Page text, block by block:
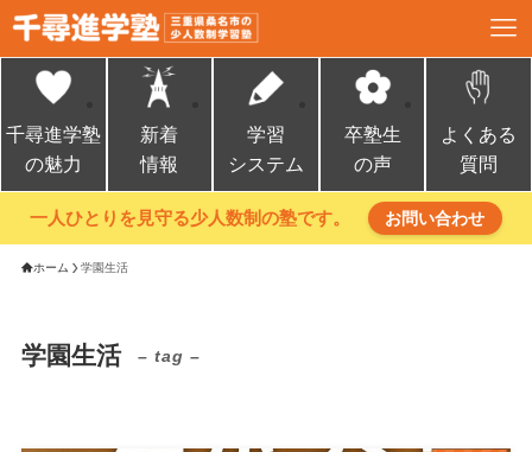
千尋進学塾
の魅力
新着
情報
学習
システム
卒塾生
の声
よくある
質問
一人ひとりを見守る少人数制の塾です。 お問い合わせ
ホーム 学園生活
学園生活 – tag –